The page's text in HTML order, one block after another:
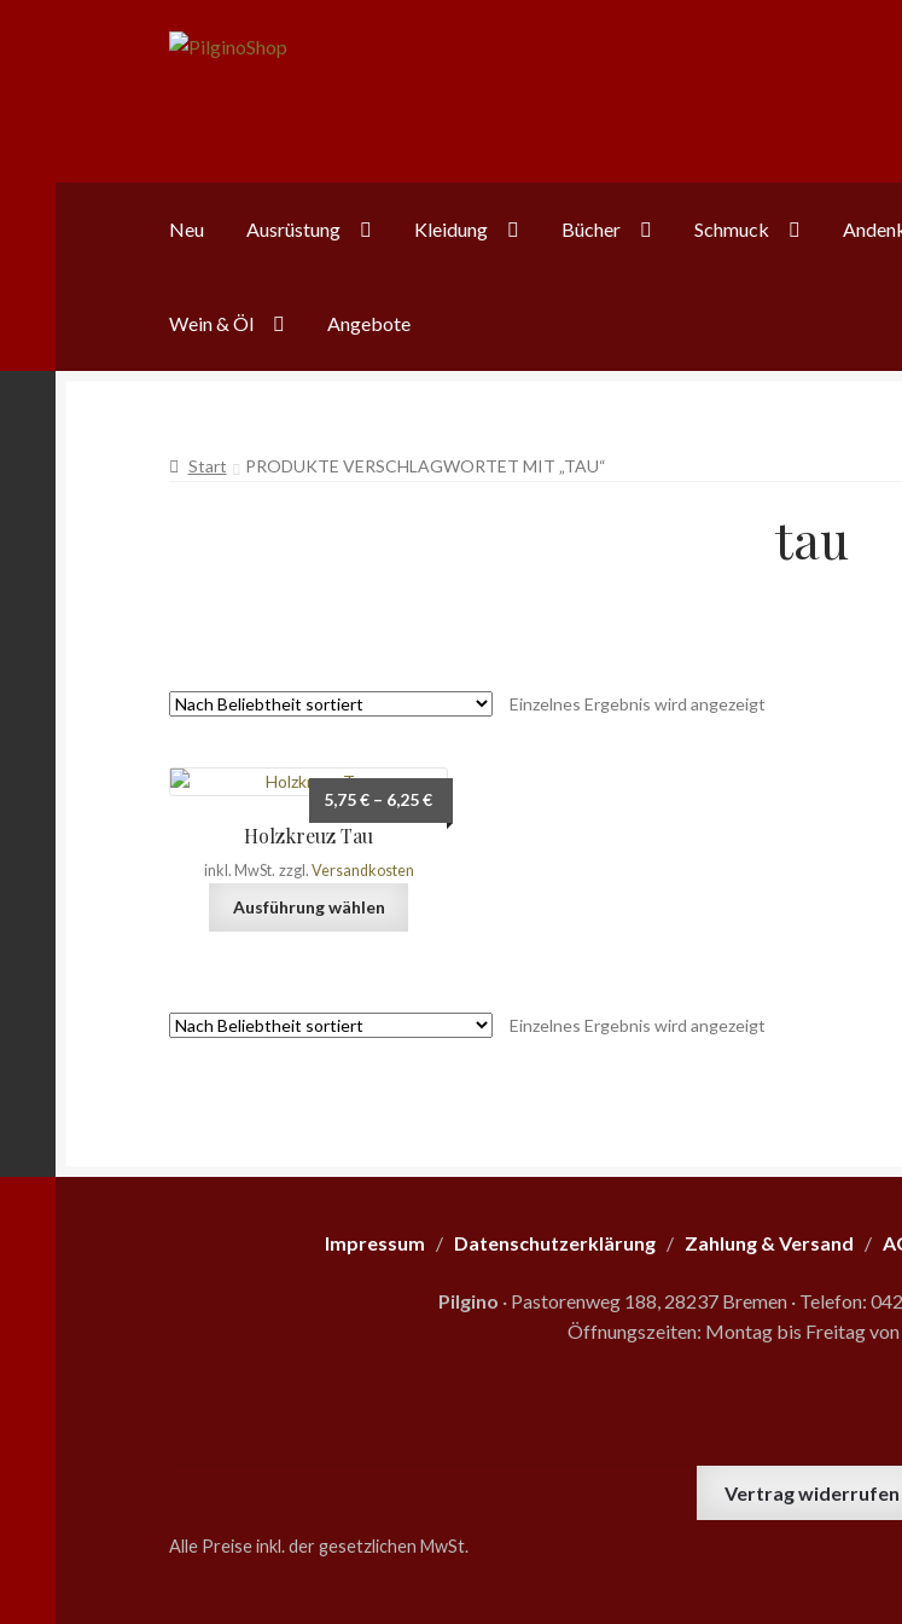
Zur
Zum
Neu Ausrüstung Kleidung Bücher Schmuck
Wein & Öl Angebote
Start PRODUKTE VERSCHLAGWORTET MIT „TAU“
tau
Einzelnes Ergebnis wird angezeigt
Holzkreuz Tau
5,75€ – 6,25€
inkl. MwSt. zzgl. Versandkosten
Ausführung wählen
werden
Einzelnes Ergebnis wird angezeigt
Impressum / Datenschutzerklärung/ Zahlung & Versand /
Pilgino · Pastorenweg 188, 28237 Bremen · Telefon:
Öffnungszeiten: Montag bis Freitag
Vertrag widerrufen
Alle Preise inkl. der gesetzlichen MwSt.